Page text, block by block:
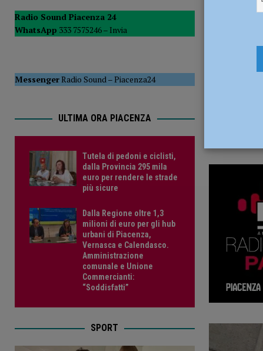
POLITICA
[ 5 Agosto 2026 ] Caldo estremo e asili nido, Tagliaferri
Radio Sound Piacenza 24
WhatsApp 333 7575246 – Invia
MessengerRadio Sound–Piacenza24
ULTIMA ORA PIACENZA
Tutela di pedoni e ciclisti,
dalla Provincia 295 mila
euro per rendere le strade
più sicure
Dalla Regione oltre 1,3
milioni di euro per gli hub
urbani di Piacenza,
Vernasca e Calendasco.
Amministrazione
comunale e Unione
Commercianti:
“Soddisfatti”
SPORT